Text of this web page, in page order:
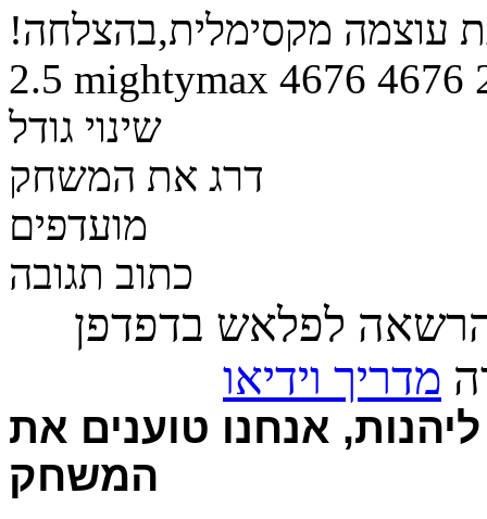
עוצמה מקסימלית,בהצלחה!
2.5 mightymax 4676 4676
שינוי גודל
דרג את המשחק
מועדפים
כתוב תגובה
לפלאש בדפדפן
מדריך וידיאו
אנחנו טוענים את
המשחק